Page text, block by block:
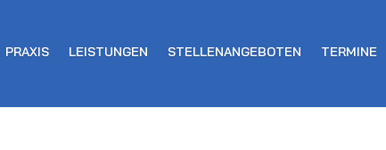
PRAXIS LEISTUNGEN STELLENANGEBOTEN TERMINE